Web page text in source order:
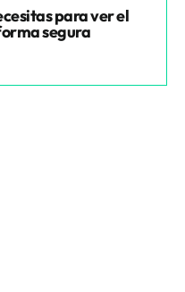
para ver el
segura